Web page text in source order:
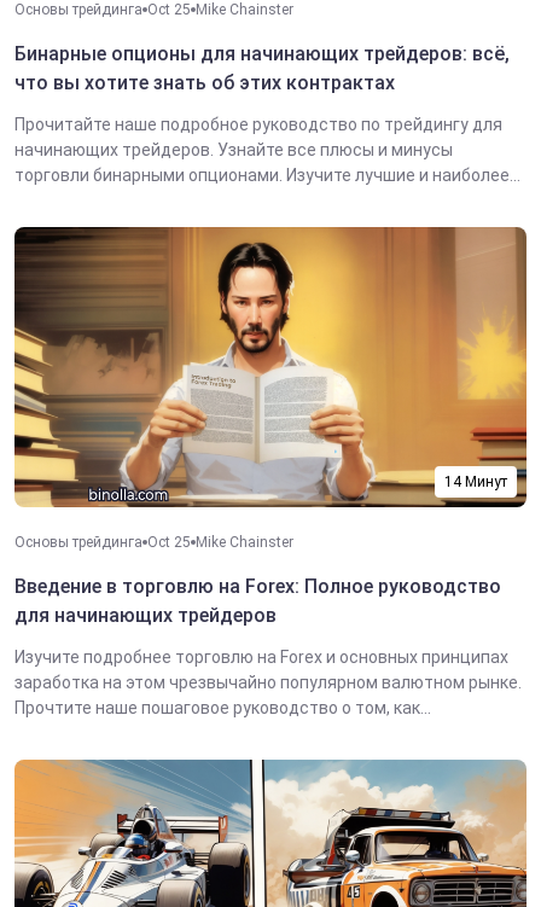
Основы трейдинга Oct 25 Mike Chainster
Бинарные опционы для начинающих трейдеров: всё,
что вы хотите знать об этих контрактах
Прочитайте наше подробное руководство по трейдингу для
начинающих трейдеров. Узнайте все плюсы и минусы
торговли бинарными опционами. Изучите лучшие и наиболее...
14 Минут
Основы трейдинга Oct 25 Mike Chainster
Введение в торговлю на Forex: Полное руководство
для начинающих трейдеров
Изучите подробнее торговлю на Forex и основных принципах
заработка на этом чрезвычайно популярном валютном рынке.
Прочтите наше пошаговое руководство о том, как...